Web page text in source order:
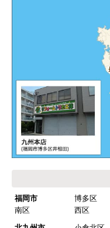
福岡市 博多区
南区
西区